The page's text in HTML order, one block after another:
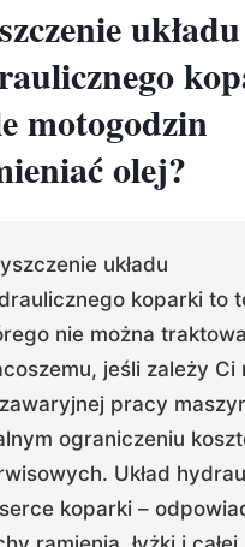
układu
motogodzin
olej?
układu
koparki to
nie można
jeśli zależy Ci
pracy
ograniczeniu
Układ
koparki –